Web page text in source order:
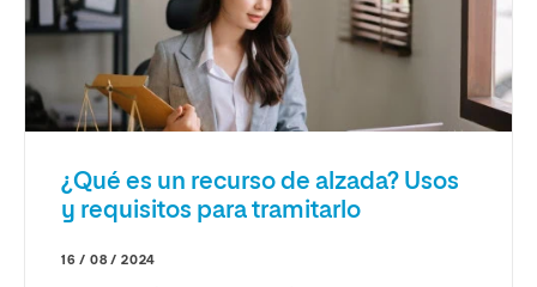
¿Qué es un recurso de alzada? Usos
y requisitos para tramitarlo
16 / 08 / 2024